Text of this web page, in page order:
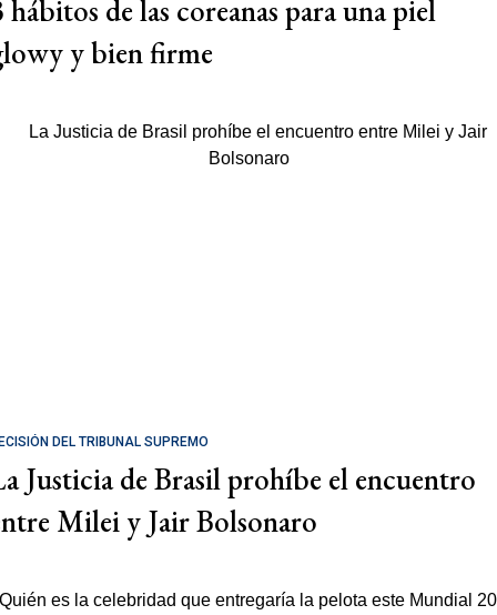
hábitos de las coreanas para una piel
y bien firme
DEL TRIBUNAL SUPREMO
Justicia de Brasil prohíbe el encuentro
Milei y Jair Bolsonaro